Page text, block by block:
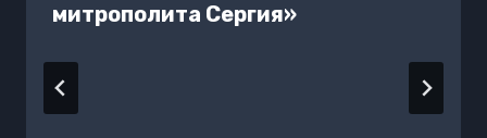
митрополита Сергия»